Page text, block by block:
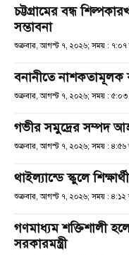
চট্টগ্রামের বন্ধ
সম্ভাবনা
শুক্রবার, আগস্ট ৭, ২০২৬; সময় : ৭:০৭
বনানীতে নাশকতামূলক
শুক্রবার, আগস্ট ৭, ২০২৬; সময় : ৫:০৩
গভীর সমুদ্রের সম্পদ
শুক্রবার, আগস্ট ৭, ২০২৬; সময় : ৪:৫৬
থাইল্যান্ডে স্কুলে
শুক্রবার, আগস্ট ৭, ২০২৬; সময় : ৪:১২
গণমাধ্যম শক্তিশালী
সরকারমন্ত্রী